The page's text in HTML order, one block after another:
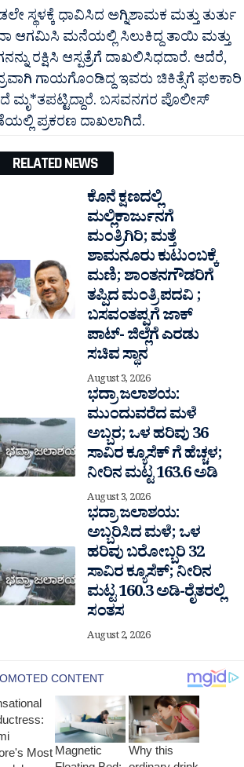
ಸ್ಥಳಕ್ಕೆ ಧಾವಿಸಿದ ಅಗ್ನಿಶಾಮಕ ಮತ್ತು ತುರ್ತು
ಆಗಮಿಸಿ ಮನೆಯಲ್ಲಿ ಸಿಲುಕಿದ್ದ ತಾಯಿ ಮತ್ತು
ರಕ್ಷಿಸಿ ಆಸ್ಪತ್ರೆಗೆ ದಾಖಲಿಸಿಧದಾರೆ. ಆದೆರೆ,
ಗಾಯಗೊಂಡಿದ್ದ ಇವರು ಚಿಕಿತ್ಸೆಗೆ ಫಲಕಾರಿ
ಮೃ*ತಪಟ್ಟಿದ್ದಾರೆ. ಬಸವನಗರ ಪೊಲೀಸ್‌
ಪ್ರಕರಣ ದಾಖಲಾಗಿದೆ.
RELATED NEWS
ಕೊನೆ ಕ್ಷಣದಲ್ಲಿ
ಮಲ್ಲಿಕಾರ್ಜುನಗೆ
ಮಂತ್ರಿಗಿರಿ; ಮತ್ತೆ
ಶಾಮನೂರು ಕುಟುಂಬಕ್ಕೆ
ಮಣಿ; ಶಾಂತನಗೌಡರಿಗೆ
ತಪ್ಪಿದ ಮಂತ್ರಿ ಪದವಿ ;
ಬಸವಂತಪ್ಪಗೆ ಜಾಕ್
ಪಾಟ್- ಜಿಲ್ಲೆಗೆ ಎರಡು
ಸಚಿವ ಸ್ಥಾನ
August 3, 2026
ಭದ್ರಾ ಜಲಾಶಯ:
ಮುಂದುವರೆದ ಮಳೆ
ಅಬ್ಬರ; ಒಳ ಹರಿವು 36
ಸಾವಿರ‌ ಕ್ಯೂಸೆಕ್ ಗೆ ಹೆಚ್ಚಳ;
ನೀರಿನ ಮಟ್ಟ 163.6 ಅಡಿ
August 3, 2026
ಭದ್ರಾ ಜಲಾಶಯ:
ಅಬ್ಬರಿಸಿದ ಮಳೆ; ಒಳ
ಹರಿವು ಬರೋಬ್ಬರಿ 32
ಸಾವಿರ‌ ಕ್ಯೂಸೆಕ್; ನೀರಿನ
ಮಟ್ಟ 160.3 ಅಡಿ-ರೈತರಲ್ಲಿ
ಸಂತಸ
August 2, 2026